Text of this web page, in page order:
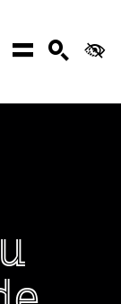
Menu